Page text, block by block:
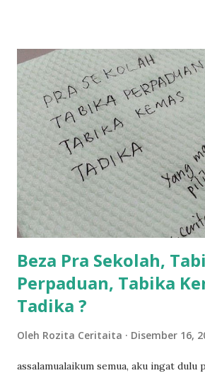
balik keja aku ajak la shah singgah
sikit...dalam perjalanan dari dalam
kami memang akan pimpin anak-anak
dalam... dan kebiasanya bagi anak 4
bahagi lah siapa nak pimpin siapa... dan
dukung adik hadi sambil pimpin kakak
ngah dengan abg long terserah pada
kalau ikut anak-anak semua nak ummi
ba...
Beza Pra Sekolah,
Perpaduan, Tabika
Tadika ?
Oleh Rozita Ceritaita Disember 16,
assalamualaikum semua, aku ingat dulu